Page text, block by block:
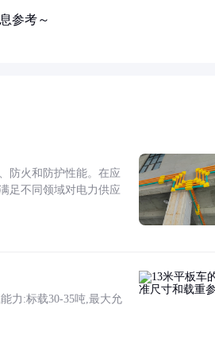
参考～
防火和防护性能。在应
足不同领域对电力供应
力:标载30-35吨,最大允